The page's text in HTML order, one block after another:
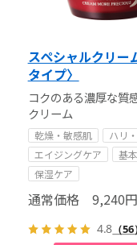
スペシャルクリー
タイプ〉
コクのある濃厚な質
クリーム
乾燥・敏感肌
ハリ
エイジングケア
基
保湿ケア
通常価格9,240円
4.8（56）